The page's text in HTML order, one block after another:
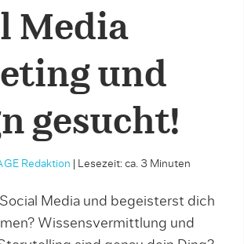
Media
und
gesucht!
Redaktion Lesezeit: ca. 3 Minuten
Media und begeisterst dich
Wissensvermittlung und